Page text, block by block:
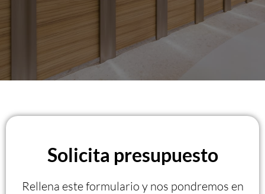
Solicita presupuesto
Rellena este formulario y nos pondremos en